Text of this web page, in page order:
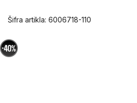
Šifra artikla: 6006718-110